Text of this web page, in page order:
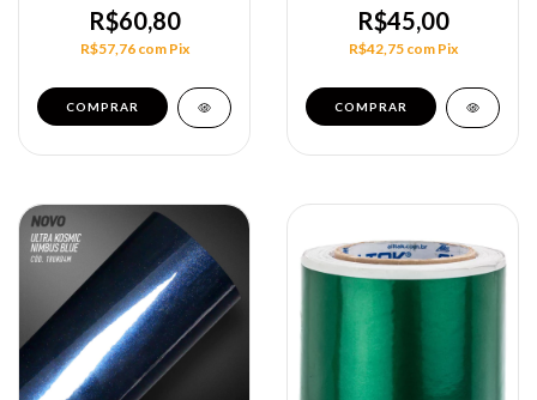
R$60,80
R$57,76 com Pix
COMPRAR
R$45,00
R$42,75 com Pix
COMPRAR